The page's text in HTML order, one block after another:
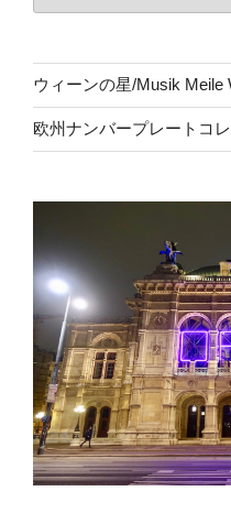
ウィーンの星/Musik Meile
欧州ナンバープレートコ